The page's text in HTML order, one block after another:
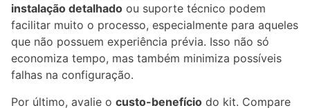
instalação detalhado ou suporte técnico podem
facilitar muito o processo, especialmente para aqueles
que não possuem experiência prévia. Isso não só
economiza tempo, mas também minimiza possíveis
falhas na configuração.
Por último, avalie o custo-benefício do kit. Compare